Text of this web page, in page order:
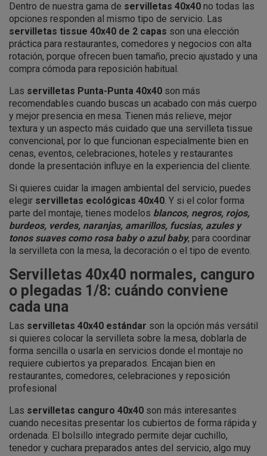
Dentro de nuestra gama de servilletas 40x40 no todas las
opciones responden al mismo tipo de servicio. Las
servilletas tissue 40x40 de 2 capas son una elección
práctica para restaurantes, comedores y negocios con alta
rotación, porque ofrecen buen tamaño, precio ajustado y una
compra cómoda para reposición habitual.
Las servilletas Punta-Punta 40x40 son más
recomendables cuando buscas un acabado con más cuerpo
y mejor presencia en mesa. Tienen más relieve, mejor
textura y un aspecto más cuidado que una servilleta tissue
convencional, por lo que funcionan especialmente bien en
cenas, eventos, celebraciones, hoteles y restaurantes
donde la presentación influye en la experiencia del cliente.
Si quieres cuidar la imagen ambiental del servicio, puedes
elegir servilletas ecológicas 40x40. Y si el color forma
parte del montaje, tienes modelos blancos, negros, rojos,
burdeos, verdes, naranjas, amarillos, fucsias, azules y
tonos suaves como rosa baby o azul baby, para coordinar
la servilleta con la mesa, la decoración o el tipo de evento.
Servilletas 40x40 normales, canguro
o plegadas 1/8: cuándo conviene
cada una
Las servilletas 40x40 estándar son la opción más versátil
si quieres colocar la servilleta sobre la mesa, doblarla de
forma sencilla o usarla en servicios donde el montaje no
requiere cubiertos ya preparados. Encajan bien en
restaurantes, comedores, celebraciones y reposición
profesional
Las servilletas canguro 40x40 son más interesantes
cuando necesitas presentar los cubiertos de forma rápida y
ordenada. El bolsillo integrado permite dejar cuchillo,
tenedor y cuchara preparados antes del servicio, algo muy